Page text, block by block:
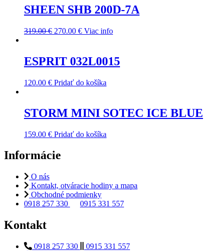
SHEEN SHB 200D-7A
319.00€ 270.00 € Viac info
ESPRIT 032L0015
120.00 € Pridať do košíka
STORM MINI SOTEC ICE BLUE
159.00 € Pridať do košíka
Informácie
O nás
Kontakt, otváracie hodiny a mapa
Obchodné podmienky
0918 257 330
0915 331 557
Kontakt
0918 257 330
0915 331 557